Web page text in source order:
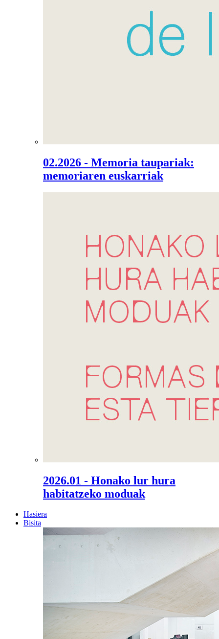
02.2026 - Memoria taupariak:
memoriaren euskarriak
2026.01 - Honako lur hura
habitatzeko moduak
Hasiera
Bisita